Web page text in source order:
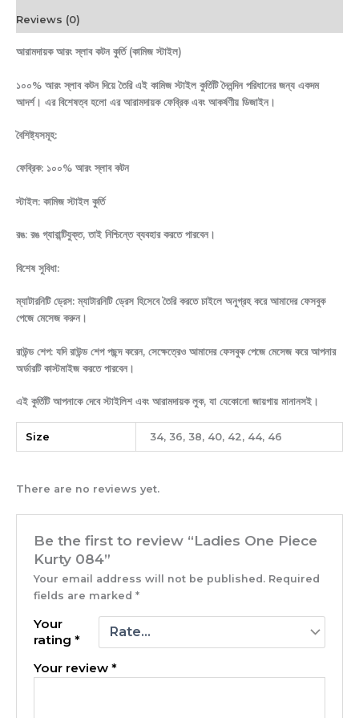
Reviews (0)
আরামদায়ক আরং স্লাব কটন কুর্তি (কামিজ স্টাইল)
১০০% আরং স্লাব কটন দিয়ে তৈরি এই কামিজ স্টাইল কুর্তিটি দৈনন্দিন পরিধানের জন্য একদম
আদর্শ। এর বিশেষত্ব হলো এর আরামদায়ক ফেব্রিক এবং আকর্ষণীয় ডিজাইন।
বৈশিষ্ট্যসমূহ:
ফেব্রিক: ১০০% আরং স্লাব কটন
স্টাইল: কামিজ স্টাইল কুর্তি
রঙ: রঙ গ্যারান্টিযুক্ত, তাই নিশ্চিন্তে ব্যবহার করতে পারবেন।
বিশেষ সুবিধা:
ম্যাটারনিটি ড্রেস: ম্যাটারনিটি ড্রেস হিসেবে তৈরি করতে চাইলে অনুগ্রহ করে আমাদের ফেসবুক
পেজে মেসেজ করুন।
রাউন্ড শেপ: যদি রাউন্ড শেপ পছন্দ করেন, সেক্ষেত্রেও আমাদের ফেসবুক পেজে মেসেজ করে আপনার
অর্ডারটি কাস্টমাইজ করতে পারবেন।
এই কুর্তিটি আপনাকে দেবে স্টাইলিশ এবং আরামদায়ক লুক, যা যেকোনো জায়গায় মানানসই।
Size 34, 36, 38, 40, 42, 44, 46
There are no reviews yet.
Be the first to review “Ladies One Piece
Kurty 084”
Your email address will not be published. Required
fields are marked*
Your
rating*
Your review*